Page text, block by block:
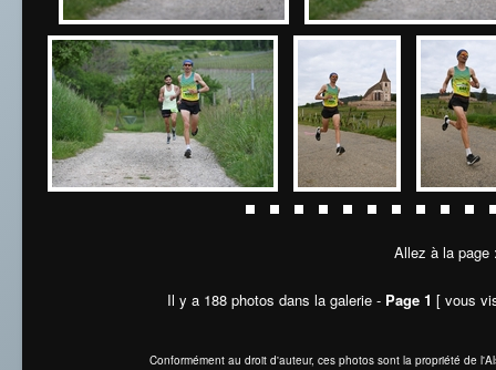
Allez à la
Il y a 188 photos dans la galerie - Page 1 [ vous
Conformément au droit d'auteur, ces photos sont la propriété de